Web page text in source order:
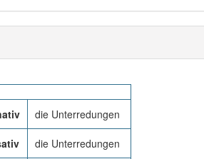
korrekt erraten.
die Unterredungen
die Unterredungen